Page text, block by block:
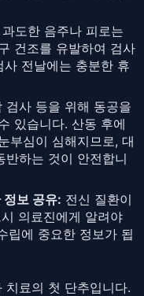
과도한 음주나 피로는
건조를 유발하여 검사
전날에는 충분한 휴
검사 등을 위해 동공을
있습니다. 산동 후에
부심이 심해지므로, 대
반하는 것이 안전합니
정보 공유: 전신 질환이
의료진에게 알려야
립에 중요한 정보가 됩
치료의 첫 단추입니다.